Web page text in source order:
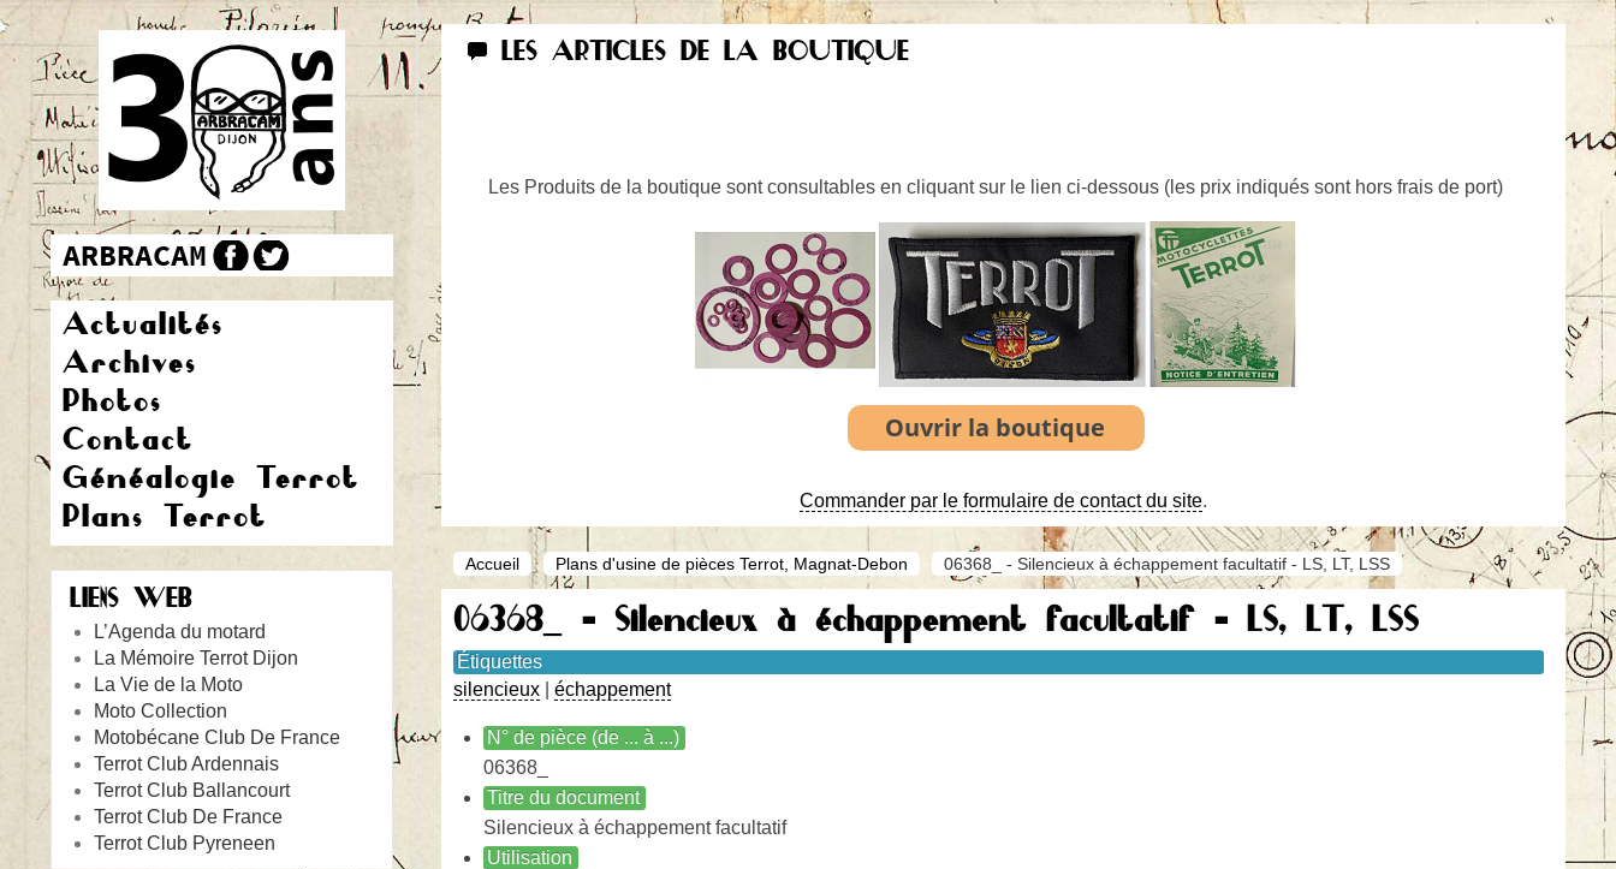
Actualités
Archives
Photos
Contact
Généalogie Terrot
Plans Terrot
LIENS WEB
L’Agenda du motard
La Mémoire Terrot Dijon
La Vie de la Moto
Moto Collection
Motobécane Club De France
Terrot Club Ardennais
Terrot Club Ballancourt
Terrot Club De France
Terrot Club Pyreneen
LES ARTICLES DE LA BOUTIQUE
Les Produits de la boutique sont consultables en cliquant sur le lien ci-dessous ( les prix indiqués sont hors frais de port)
Commander par le formulaire de contact du site.
Accueil Plans d'usine de pièces Terrot, Magnat-Debon 06368_ - Silencieux à échappement facultatif - LS, LT, LSS
06368_ - Silencieux à échappement facultatif - LS, LT, LSS
Étiquettes
silencieux
échappement
N° de pièce (de ... à ...)
06368_
Titre du document
Silencieux à échappement facultatif
Utilisation